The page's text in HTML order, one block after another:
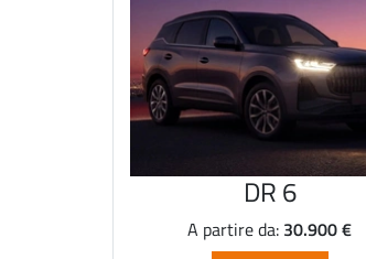
DR 6
A partire da: 30.900 €